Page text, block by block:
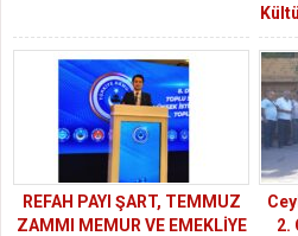
REFAH PAYI ŞART, TEMMUZ
ZAMMI MEMUR VE EMEKLİYE
2.